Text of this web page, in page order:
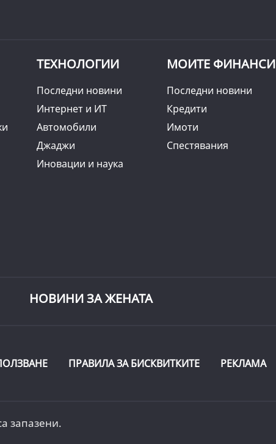
ТЕХНОЛОГИИ
Последни новини
Интернет и ИТ
Автомобили
Джаджи
Иновации и наука
МОИТЕ ФИНАНСИ
Последни новини
Кредити
Имоти
Спестявания
НОВИНИ ЗА ЖЕНАТА
ПРАВИЛА ЗА БИСКВИТКИТЕ РЕКЛАМА
запазени.